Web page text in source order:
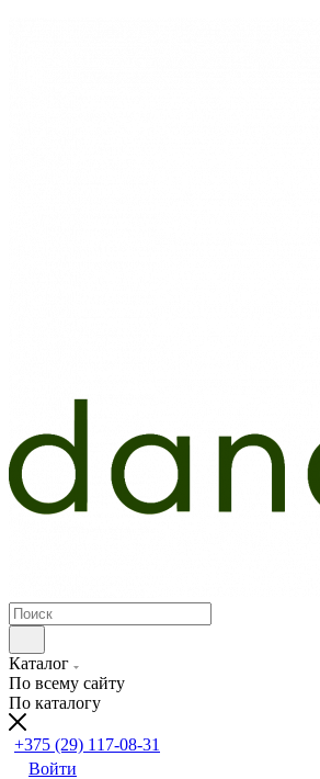
Каталог
По всему сайту
По каталогу
+375 (29) 117-08-31
Войти